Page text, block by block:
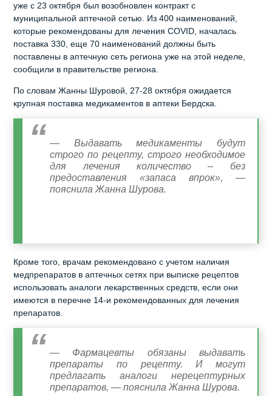
уже с 23 октября был возобновлен контракт с
муниципальной аптечной сетью. Из 400 наименований,
которые рекомендованы для лечения COVID, началась
поставка 330, еще 70 наименований должны быть
поставлены в аптечную сеть региона уже на этой неделе,
сообщили в правительстве региона.
По словам Жанны Шуровой, 27-28 октября ожидается
крупная поставка медикаментов в аптеки Бердска.
— Выдавать медикаменты будут
строго по рецепту, строго необходимое
для лечения количество – без
предоставления «запаса впрок», —
пояснила Жанна Шурова.
Кроме того, врачам рекомендовано с учетом наличия
медпрепаратов в аптечных сетях при выписке рецептов
использовать аналоги лекарственных средств, если они
имеются в перечне 14-и рекомендованных для лечения
препаратов.
— Фармацевты обязаны выдавать
препараты по рецепту. И могут
предлагать аналоги нерецептурных
препаратов, — пояснила Жанна Шурова.